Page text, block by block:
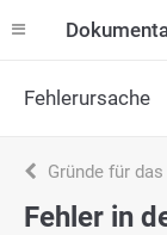
Fehlerursache
Gründe für
Fehler in